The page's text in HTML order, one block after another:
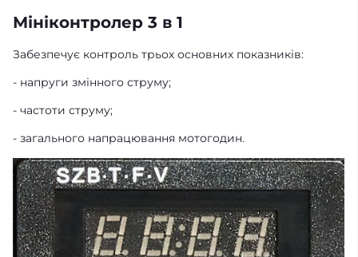
Мініконтролер 3 в 1
Забезпечує контроль трьох основних показників:
- напруги змінного струму;
- частоти струму;
- загального напрацювання мотогодин.